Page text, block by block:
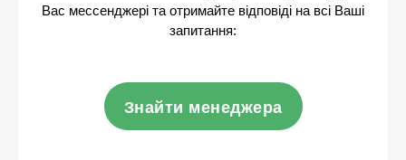
Вас мессенджері та отримайте відповіді на всі Ваші
запитання:
Знайти менеджера